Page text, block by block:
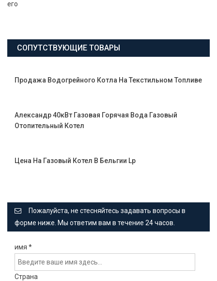
его
СОПУТСТВУЮЩИЕ ТОВАРЫ
Продажа Водогрейного Котла На Текстильном Топливе
Александр 40кВт Газовая Горячая Вода Газовый
Отопительный Котел
Цена На Газовый Котел В Бельгии Lp
Пожалуйста, не стесняйтесь задавать вопросы в
форме ниже. Мы ответим вам в течение 24 часов.
имя *
Страна